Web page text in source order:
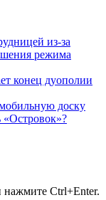
из-за
режима
конец дуополии
доску
«Островок»?
нажмите Ctrl+Enter.